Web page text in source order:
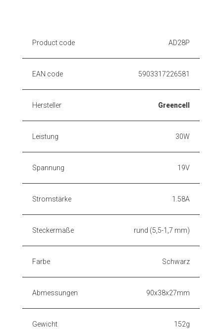
Product code AD28P
EAN code 5903317226581
Hersteller Greencell
Leistung 30W
Spannung 19V
Stromstärke 1.58A
Steckermaße rund (5,5-1,7 mm)
Farbe Schwarz
Abmessungen 90x38x27mm
Gewicht 152g